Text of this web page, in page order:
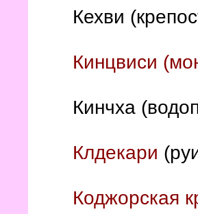
Кехви
Кинцвиси
Кинчха
Клдекари
Коджорская